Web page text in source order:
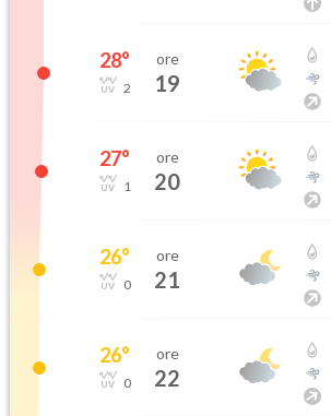
28°
2
ore
19
27°
1
ore
20
26°
0
ore
21
26°
0
ore
22